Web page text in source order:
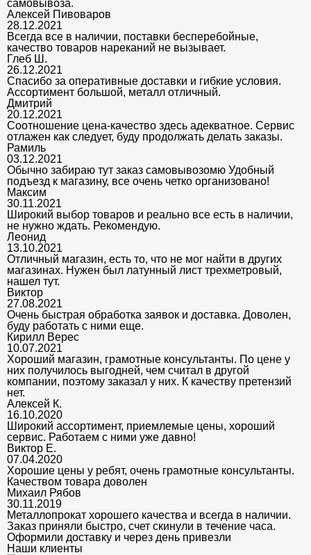
самовывоза.
Алексей Пивоваров
28.12.2021
Всегда все в наличии, поставки бесперебойные,
качество товаров нареканий не вызывает.
Глеб Ш.
26.12.2021
Спасибо за оперативные доставки и гибкие условия.
Ассортимент большой, металл отличный.
Дмитрий
20.12.2021
Соотношение цена-качество здесь адекватное. Сервис
отлажен как следует, буду продолжать делать заказы.
Рамиль
03.12.2021
Обычно забираю тут заказ самовывозомю Удобный
подъезд к магазину, все очень четко организовано!
Максим
30.11.2021
Широкий выбор товаров и реально все есть в наличии,
не нужно ждать. Рекомендую.
Леонид
13.10.2021
Отличный магазин, есть то, что не мог найти в других
магазинах. Нужен был латунный лист трехметровый,
нашел тут.
Виктор
27.08.2021
Очень быстрая обработка заявок и доставка. Доволен,
буду работать с ними еще.
Кирилл Верес
10.07.2021
Хороший магазин, грамотные консультанты. По цене у
них получилось выгодней, чем считал в другой
компании, поэтому заказал у них. К качеству претензий
нет.
Алексей К.
16.10.2020
Широкий ассортимент, приемлемые цены, хороший
сервис. Работаем с ними уже давно!
Виктор Е.
07.04.2020
Хорошие цены у ребят, очень грамотные консультанты.
Качеством товара доволен
Михаил Рябов
30.11.2019
Металлопрокат хорошего качества и всегда в наличии.
Заказ приняли быстро, счет скинули в течение часа.
Оформили доставку и через день привезли
Наши клиенты